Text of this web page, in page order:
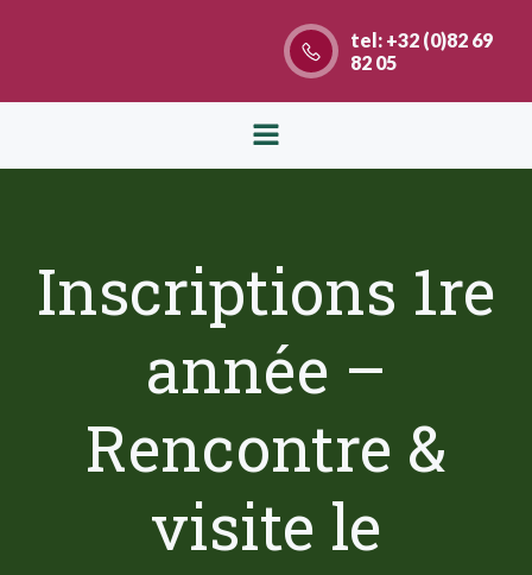
contenu
tel: +32 (0)82 69
82 05
Inscriptions 1re
année –
Rencontre &
visite le